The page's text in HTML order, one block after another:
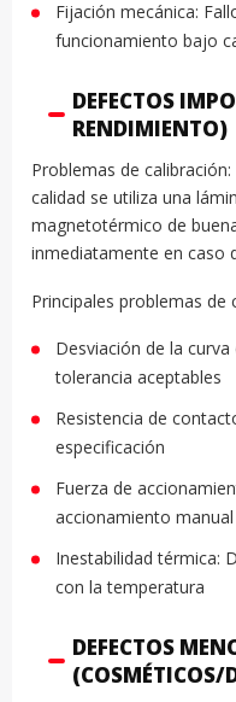
Fijación mecánica:
funcionamiento bajo
DEFECTOS
RENDIMIENTO)
Problemas de
calidad se utiliza una
magnetotérmico de
inmediatamente en caso
Principales problemas de
Desviación de la
tolerancia aceptables
Resistencia de
especificación
Fuerza de
accionamiento manual
Inestabilidad térmica:
con la temperatura
DEFECTOS
(COSMÉTICOS/